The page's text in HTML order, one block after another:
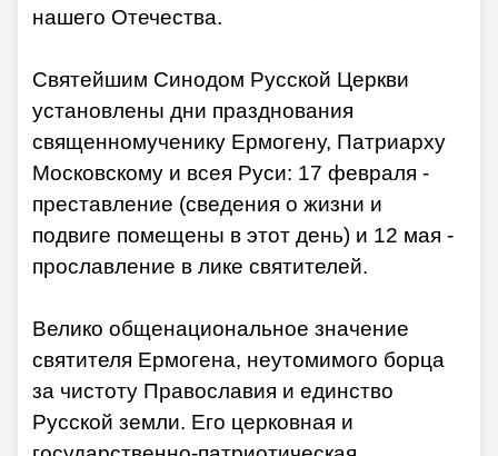
нашего Отечества.
Святейшим Синодом Русской Церкви
установлены дни празднования
священномученику Ермогену, Патриарху
Московскому и всея Руси: 17 февраля -
преставление (сведения о жизни и
подвиге помещены в этот день) и 12 мая -
прославление в лике святителей.
Велико общенациональное значение
святителя Ермогена, неутомимого борца
за чистоту Православия и единство
Русской земли. Его церковная и